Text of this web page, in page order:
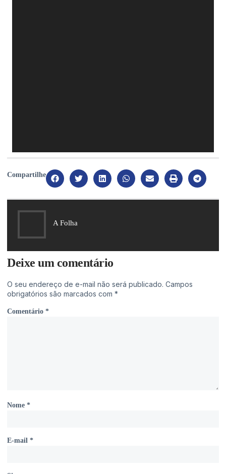
Compartilhe
A Folha
Deixe um comentário
O seu endereço de e-mail não será publicado. Campos
obrigatórios são marcados com *
Comentário *
Nome *
E-mail *